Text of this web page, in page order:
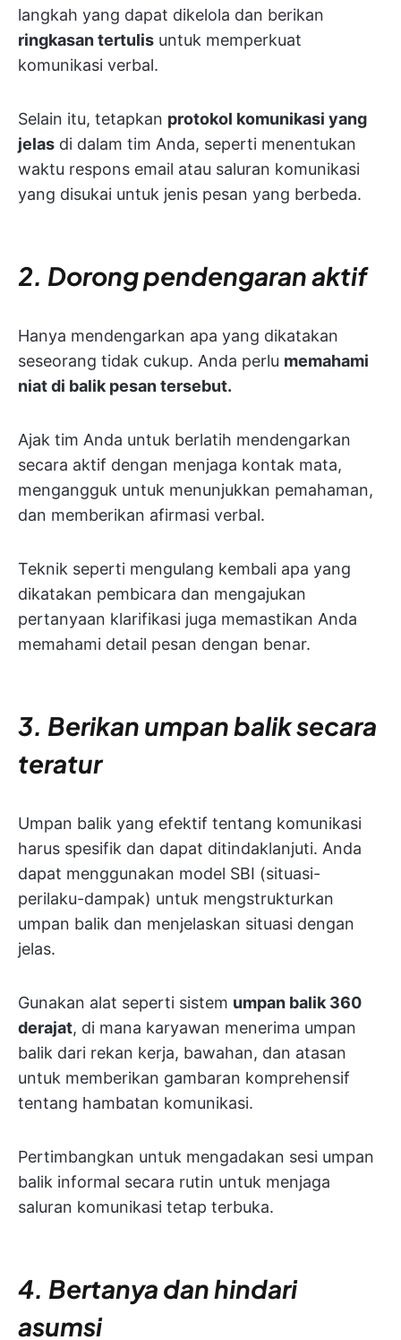
langkah yang dapat dikelola dan berikan
ringkasan tertulis untuk memperkuat
komunikasi verbal.
Selain itu, tetapkan protokol komunikasi yang
jelas di dalam tim Anda, seperti menentukan
waktu respons email atau saluran komunikasi
yang disukai untuk jenis pesan yang berbeda.
2. Dorong pendengaran aktif
Hanya mendengarkan apa yang dikatakan
seseorang tidak cukup. Anda perlu memahami
niat di balik pesan tersebut.
Ajak tim Anda untuk berlatih mendengarkan
secara aktif dengan menjaga kontak mata,
mengangguk untuk menunjukkan pemahaman,
dan memberikan afirmasi verbal.
Teknik seperti mengulang kembali apa yang
dikatakan pembicara dan mengajukan
pertanyaan klarifikasi juga memastikan Anda
memahami detail pesan dengan benar.
3. Berikan umpan balik secara
teratur
Umpan balik yang efektif tentang komunikasi
harus spesifik dan dapat ditindaklanjuti. Anda
dapat menggunakan model SBI (situasi-
perilaku-dampak) untuk mengstrukturkan
umpan balik dan menjelaskan situasi dengan
jelas.
Gunakan alat seperti sistem umpan balik 360
derajat, di mana karyawan menerima umpan
balik dari rekan kerja, bawahan, dan atasan
untuk memberikan gambaran komprehensif
tentang hambatan komunikasi.
Pertimbangkan untuk mengadakan sesi umpan
balik informal secara rutin untuk menjaga
saluran komunikasi tetap terbuka.
4. Bertanya dan hindari
asumsi